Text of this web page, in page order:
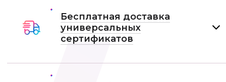
Бесплатная доставка
универсальных
сертификатов